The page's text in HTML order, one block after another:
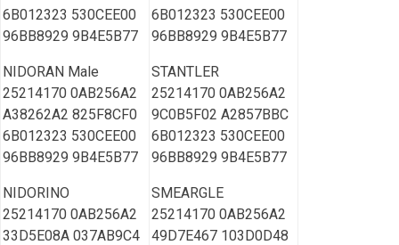
6B012323 530CEE00
96BB8929 9B4E5B77
NIDORAN Male
25214170 0AB256A2
A38262A2 825F8CF0
6B012323 530CEE00
96BB8929 9B4E5B77
NIDORINO
25214170 0AB256A2
33D5E08A 037AB9C4
6B012323 530CEE00
96BB8929 9B4E5B77
STANTLER
25214170 0AB256A2
9C0B5F02 A2857BBC
6B012323 530CEE00
96BB8929 9B4E5B77
SMEARGLE
25214170 0AB256A2
49D7E467 103D0D48